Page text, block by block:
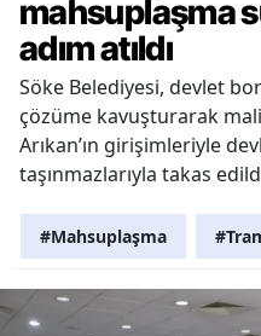
mahsuplaşma
adım atıldı
Söke Belediyesi, devlet
çözüme kavuşturarak
Arıkan’ın girişimleriyle
taşınmazlarıyla takas
#Mahsuplaşma